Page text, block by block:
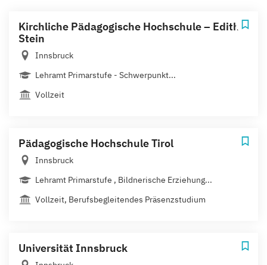
Kirchliche Pädagogische Hochschule – Edith
Stein
Innsbruck
Lehramt Primarstufe - Schwerpunkt...
Vollzeit
Pädagogische Hochschule Tirol
Innsbruck
Lehramt Primarstufe , Bildnerische Erziehung...
Vollzeit, Berufsbegleitendes Präsenzstudium
Universität Innsbruck